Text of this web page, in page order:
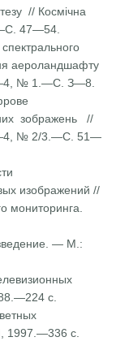
// Космічна
47—54.
аероландшафту
№ 1.—С. З—8.
зображень //
№ 2/3.—С. 51—
изображений //
мониторинга.
— М.:
с.
1997.—336 с.